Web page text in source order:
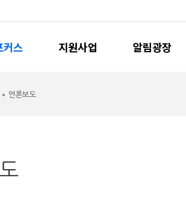
커스 지원사업 알림광장
언론보도